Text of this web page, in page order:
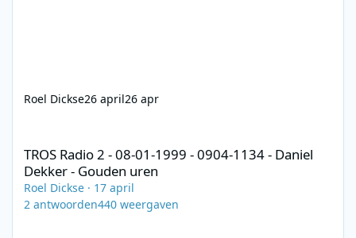
Roel Dickse26 april26 apr
TROS Radio 2 - 08-01-1999 - 0904-1134 - Daniel
Dekker - Gouden uren
Roel Dickse · 17 april
2 antwoorden440 weergaven